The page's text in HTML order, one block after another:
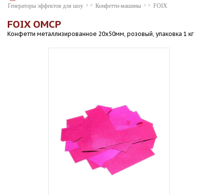
Генераторы эффектов для шоу
Конфетти-машины FOIX
FOIX OMCP
Конфетти металлизированное 20х50мм, розовый, упаковка 1 кг